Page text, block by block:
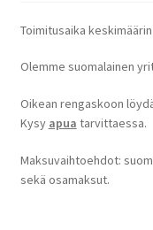
Toimitusaika
Olemme suomalainen
Oikean rengaskoon
Kysy apua tarvittaessa.
Maksuvaihtoehdot:
sekä osamaksut.